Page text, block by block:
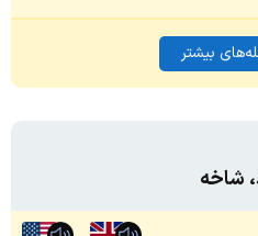
بیشتر
شاخه